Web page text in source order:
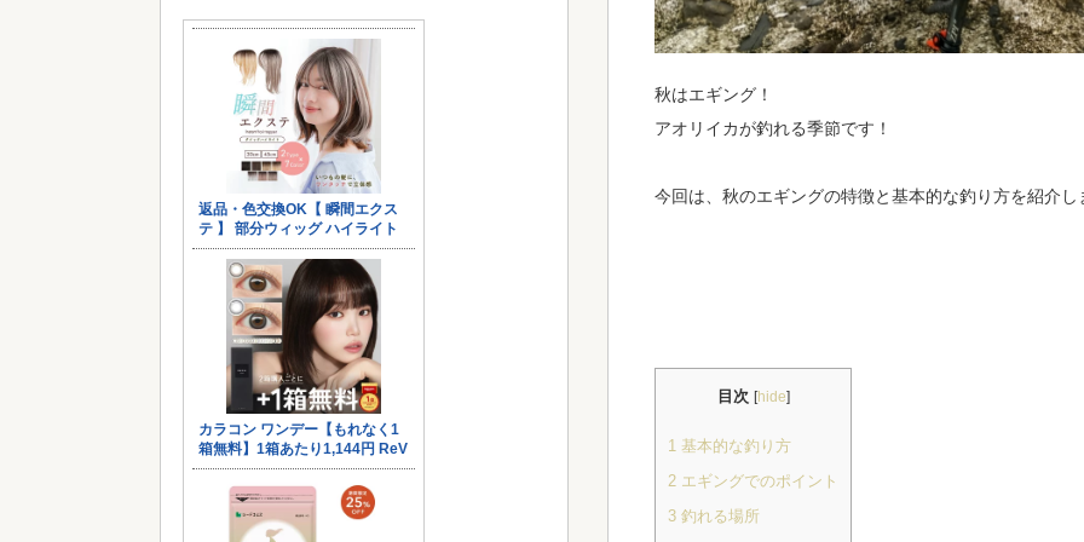
秋はエギング！
アオリイカが釣れる季節です！
今回は、秋のエギングの特徴と基本的な釣り方を紹介し
目次 [hide]
1 基本的な釣り方
2 エギングでのポイント
3 釣れる場所